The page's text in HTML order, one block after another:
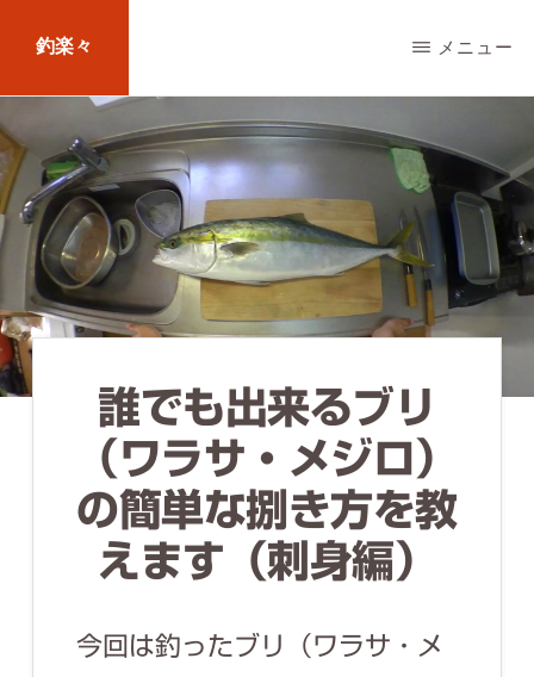
main
content
釣楽々
水・
淡
水，
ア
ー・
エ
メニュー
誰でも出来るブリ
（ワラサ・メジロ）
の簡単な捌き方を教
えます（刺身編）
今回は釣ったブリ（ワラサ・メ